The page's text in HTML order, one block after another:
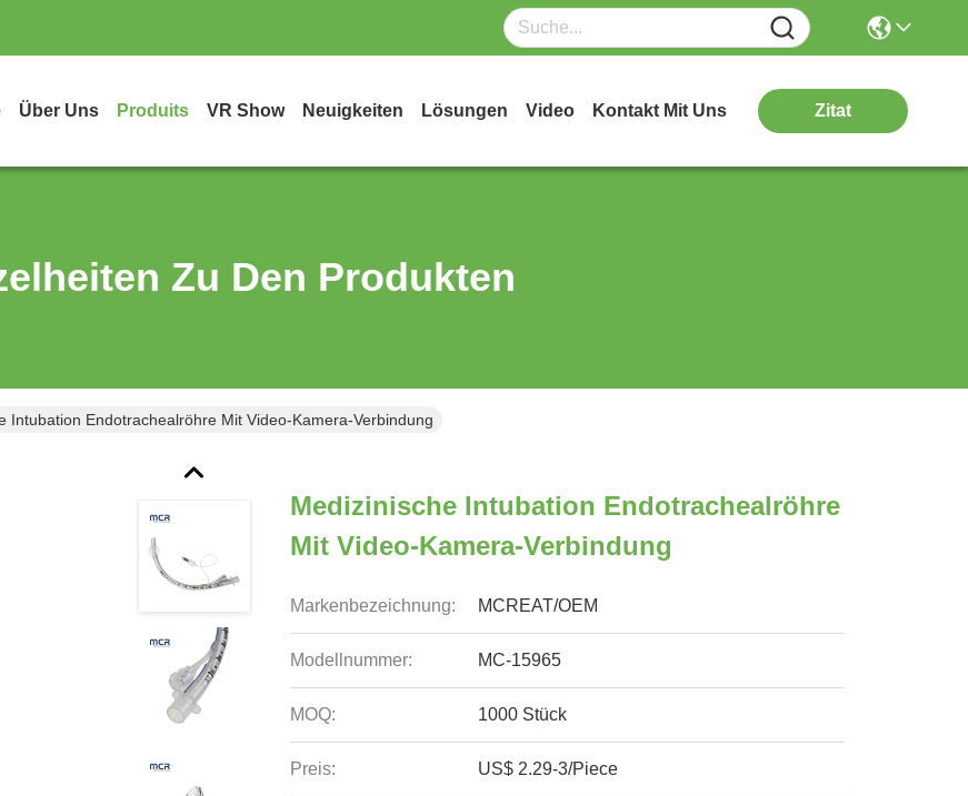
Über Uns Produits VR Show Neuigkeiten Lösungen Video Kontakt Mit Uns Zitat
Zu Den Produkten
Intubation Endotrachealröhre Mit Video-Kamera-Verbindung
Medizinische Intubation Endotrachealröhre
Mit Video-Kamera-Verbindung
Markenbezeichnung: MCREAT/OEM
Modellnummer: MC-15965
MOQ: 1000 Stück
Preis: US$ 2.29-3/Piece